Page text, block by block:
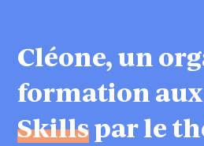
Cléone, un
formation
Skillspar le